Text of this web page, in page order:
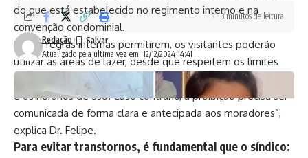
do que está estabelecido no regimento interno e na
convenção condominial.
“Se as regras internas permitirem, os visitantes poderão
utilizar as áreas de lazer, desde que respeitem os limites
estabelecidos, como a quantidade de pessoas por unidade
e os horários de uso. Caso contrário, a proibição precisa ser
comunicada de forma clara e antecipada aos moradores”,
explica Dr. Felipe.
Para evitar transtornos, é fundamental que o síndico:
Atualizado pela última vez em: 12/12/2024 14:41
Redação
3 minutos de leitura